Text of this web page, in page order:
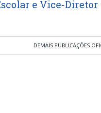
e Vice-
DEMAIS PUBLICAÇÕES